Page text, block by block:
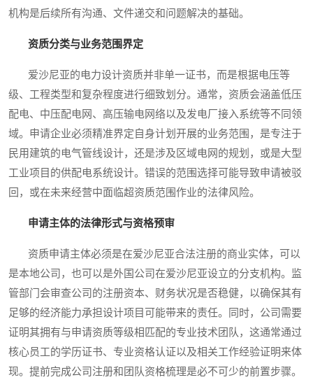
机构是后续所有沟通、文件递交和问题解决的基础。
资质分类与业务范围界定
爱沙尼亚的电力设计资质并非单一证书，而是根据电压等
级、工程类型和复杂程度进行细致划分。通常，资质会涵盖低压
配电、中压配电网、高压输电网络以及发电厂接入系统等不同领
域。申请企业必须精准界定自身计划开展的业务范围，是专注于
民用建筑的电气管线设计，还是涉及区域电网的规划，或是大型
工业项目的供配电系统设计。错误的范围选择可能导致申请被驳
回，或在未来经营中面临超资质范围作业的法律风险。
申请主体的法律形式与资格预审
资质申请主体必须是在爱沙尼亚合法注册的商业实体，可以
是本地公司，也可以是外国公司在爱沙尼亚设立的分支机构。监
管部门会审查公司的注册资本、财务状况是否稳健，以确保其有
足够的经济能力承担设计项目可能带来的责任。同时，公司需要
证明其拥有与申请资质等级相匹配的专业技术团队，这通常通过
核心员工的学历证书、专业资格认证以及相关工作经验证明来体
现。提前完成公司注册和团队资格梳理是必不可少的前置步骤。